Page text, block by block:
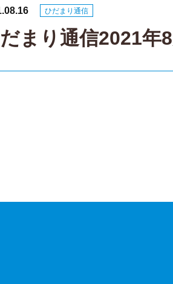
まり通信2021年
ひだまり通信